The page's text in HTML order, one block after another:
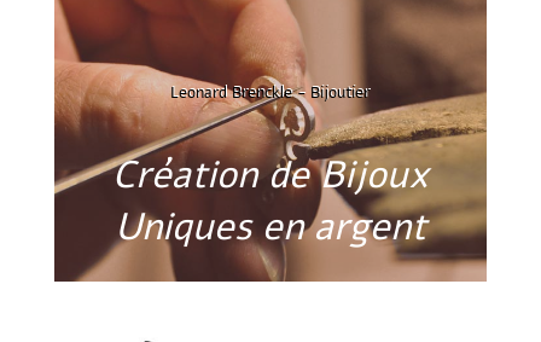
Leonard Brenckle - Bijoutier
Création de Bijoux
Uniques en argent